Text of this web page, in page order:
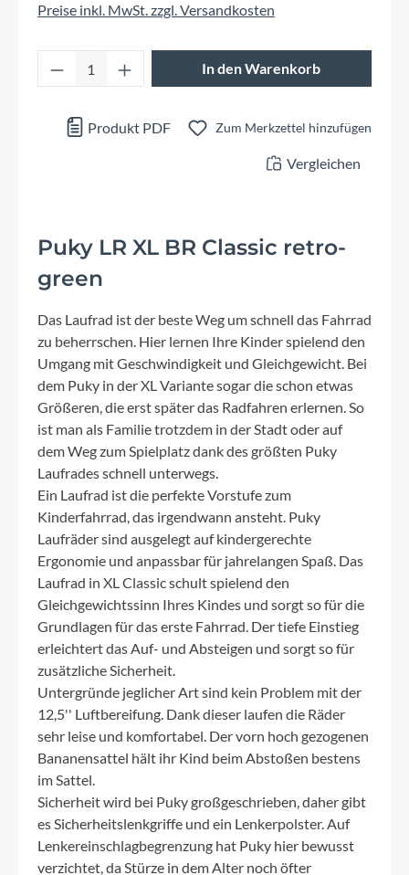
Preise inkl. MwSt. zzgl. Versandkosten
Produkt Anzahl: Gib den gewünschten
In den Warenkorb
Produkt PDF Zum Merkzettel hinzufügen
Vergleichen
Puky LR XL BR Classic retro-
green
Das Laufrad ist der beste Weg um schnell das Fahrrad
zu beherrschen. Hier lernen Ihre Kinder spielend den
Umgang mit Geschwindigkeit und Gleichgewicht. Bei
dem Puky in der XL Variante sogar die schon etwas
Größeren, die erst später das Radfahren erlernen. So
ist man als Familie trotzdem in der Stadt oder auf
dem Weg zum Spielplatz dank des größten Puky
Laufrades schnell unterwegs.
Ein Laufrad ist die perfekte Vorstufe zum
Kinderfahrrad, das irgendwann ansteht. Puky
Laufräder sind ausgelegt auf kindergerechte
Ergonomie und anpassbar für jahrelangen Spaß. Das
Laufrad in XL Classic schult spielend den
Gleichgewichtssinn Ihres Kindes und sorgt so für die
Grundlagen für das erste Fahrrad. Der tiefe Einstieg
erleichtert das Auf- und Absteigen und sorgt so für
zusätzliche Sicherheit.
Untergründe jeglicher Art sind kein Problem mit der
12,5'' Luftbereifung. Dank dieser laufen die Räder
sehr leise und komfortabel. Der vorn hoch gezogenen
Bananensattel hält ihr Kind beim Abstoßen bestens
im Sattel.
Sicherheit wird bei Puky großgeschrieben, daher gibt
es Sicherheitslenkgriffe und ein Lenkerpolster. Auf
Lenkereinschlagbegrenzung hat Puky hier bewusst
verzichtet, da Stürze in dem Alter noch öfter